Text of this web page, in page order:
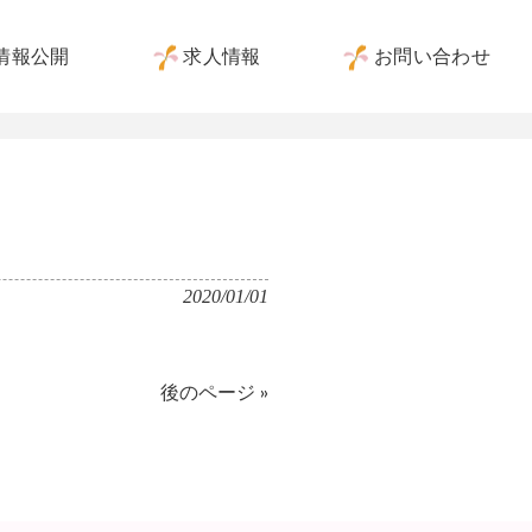
報公開 求人情報 お問い合わせ
2020/01/01
後のページ »